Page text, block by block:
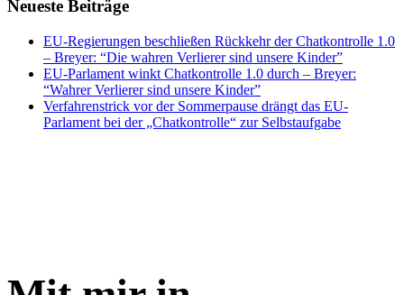
Neueste Beiträge
EU-Regierungen beschließen Rückkehr der Chatkontrolle 1.0
– Breyer: “Die wahren Verlierer sind unsere Kinder”
EU-Parlament winkt Chatkontrolle 1.0 durch – Breyer:
“Wahrer Verlierer sind unsere Kinder”
Verfahrenstrick vor der Sommerpause drängt das EU-
Parlament bei der „Chatkontrolle“ zur Selbstaufgabe